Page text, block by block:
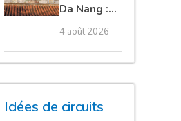
Da Nang :
que voir et
organiser sa
visite ?
4 août 2026
Idées de circuits